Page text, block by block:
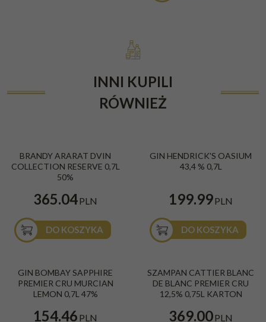
INNI KUPILI
RÓWNIEŻ
BRANDY ARARAT DVIN
COLLECTION RESERVE 0,7L
50%
365.04PLN
DO KOSZYKA
GIN HENDRICK'S OASIUM
43,4 % 0,7L
199.99PLN
DO KOSZYKA
GIN BOMBAY SAPPHIRE
PREMIER CRU MURCIAN
LEMON 0,7L 47%
154.46 PLN
SZAMPAN CATTIER BLANC
DE BLANC PREMIER CRU
12,5% 0,75L KARTON
369.00PLN